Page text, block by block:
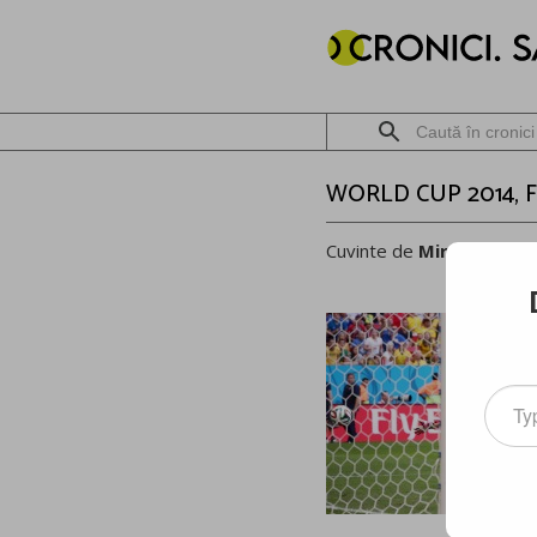
WORLD CUP 2014,
Cuvinte de Mircea
Type
your
email…